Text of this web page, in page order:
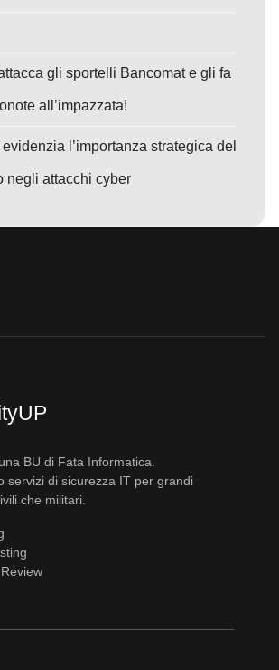
gli sportelli Bancomat e gli fa
all’impazzata!
l’importanza strategica del
negli attacchi cyber
BU di Fata Informatica.
servizi di sicurezza IT per grandi
che militari.